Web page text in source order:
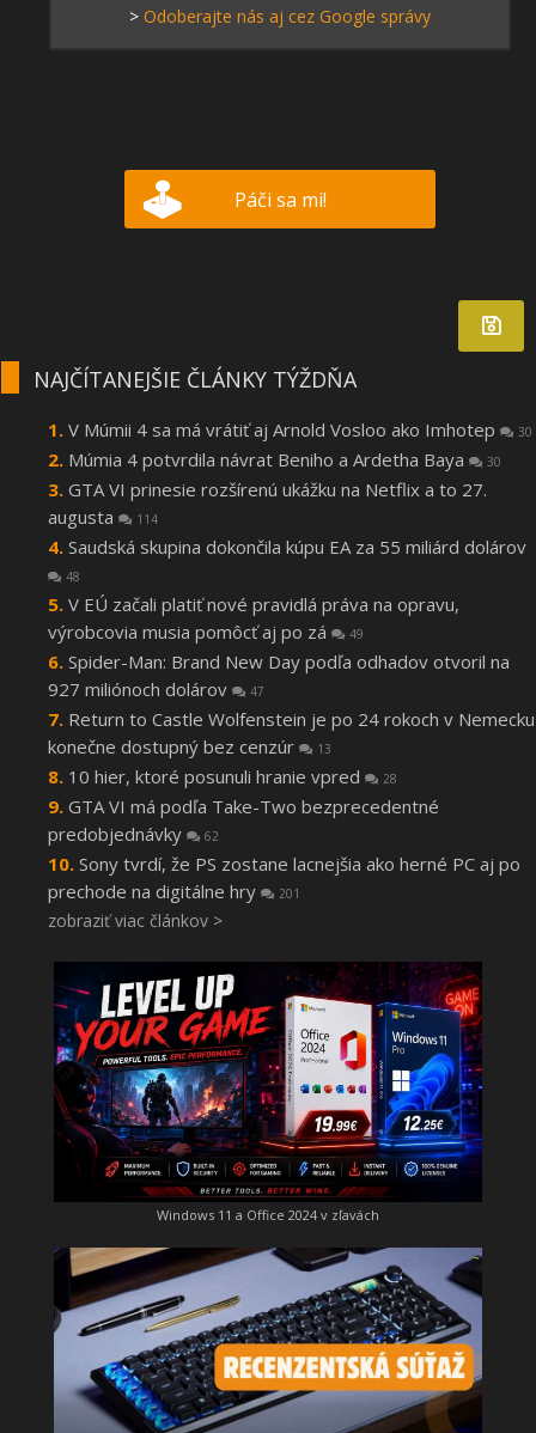
> Odoberajte nás aj cez Google správy
Páči sa mi!
NAJČÍTANEJŠIE ČLÁNKY TÝŽDŇA
V Múmii 4 sa má vrátiť aj Arnold Vosloo ako Imhotep 30
Múmia 4 potvrdila návrat Beniho a Ardetha Baya 30
GTA VI prinesie rozšírenú ukážku na Netflix a to 27.
augusta
114
Saudská skupina dokončila kúpu EA za 55 miliárd dolárov
48
V EÚ začali platiť nové pravidlá práva na opravu,
výrobcovia musia pomôcť aj po zá
49
Spider-Man: Brand New Day podľa odhadov otvoril na
927 miliónoch dolárov
47
Return to Castle Wolfenstein je po 24 rokoch v Nemecku
konečne dostupný bez cenzúr
13
10 hier, ktoré posunuli hranie vpred 28
GTA VI má podľa Take-Two bezprecedentné
predobjednávky
62
Sony tvrdí, že PS zostane lacnejšia ako herné PC aj po
prechode na digitálne hry
201
zobraziť viac článkov >
Windows 11 a Office 2024 v zľavách